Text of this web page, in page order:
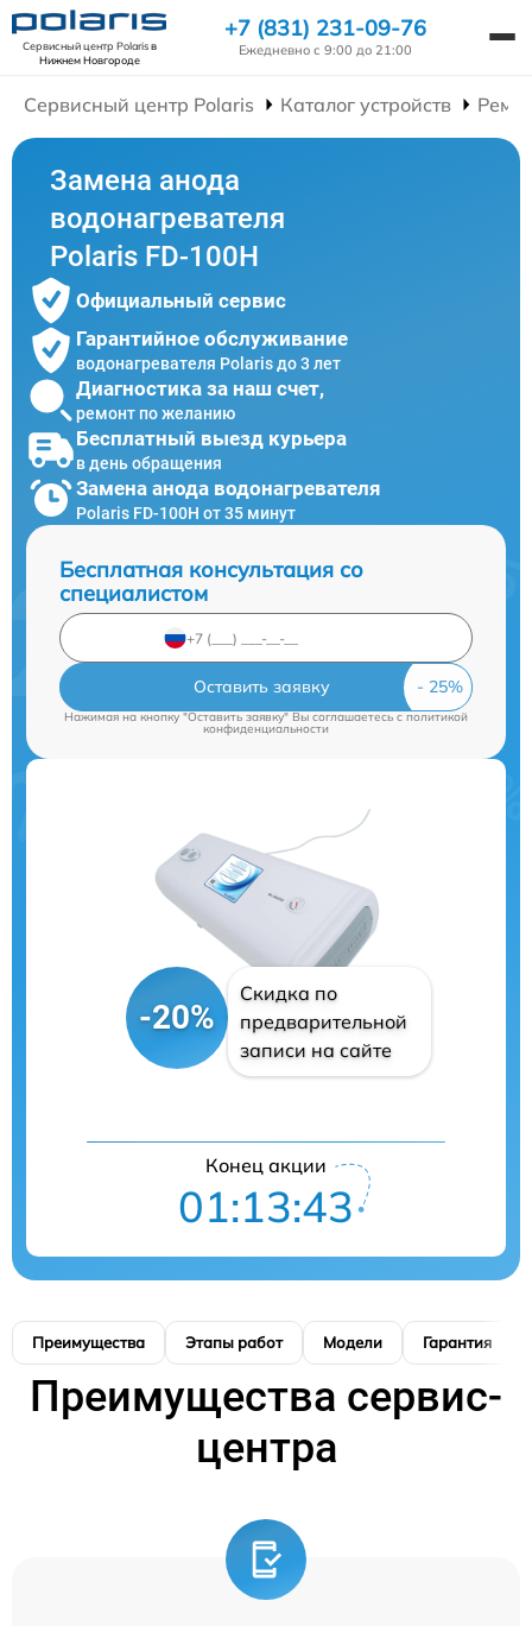
Сервисный центр Polarisв
Нижнем Новгороде
+7 (831) 231-09-76
Ежедневно с 9:00 до 21:00
Сервисный центр Polaris Каталог устройств
Замена анода
водонагревателя
Polaris FD-100H
Официальный сервис
Гарантийное обслуживание
водонагревателя Polaris до 3 лет
Диагностика за наш счет,
ремонт по желанию
Бесплатный выезд курьера
в день обращения
Замена анода водонагревателя
Polaris FD-100H от 35 минут
Бесплатная консультация со
специалистом
Оставить заявку
Нажимая на кнопку "Оставить заявку" Вы соглашаетесь cполитикой
конфиденциальности
-20%
Скидка по
предварительной
записи на сайте
Конец акции
01:13:42
Преимущества Этапы работ Модели Гарантия
Преимущества сервис-
центра